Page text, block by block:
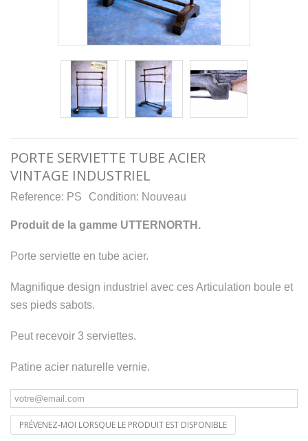
PORTE SERVIETTE TUBE ACIER
VINTAGE INDUSTRIEL
Reference: PS Condition: Nouveau
Produit de la gamme UTTERNORTH.
Porte serviette en tube acier.
Magnifique design industriel avec ces Articulation boule et
ses pieds sabots.
Peut recevoir 3 serviettes.
Patine acier naturelle vernie.
PRÉVENEZ-MOI LORSQUE LE PRODUIT EST DISPONIBLE